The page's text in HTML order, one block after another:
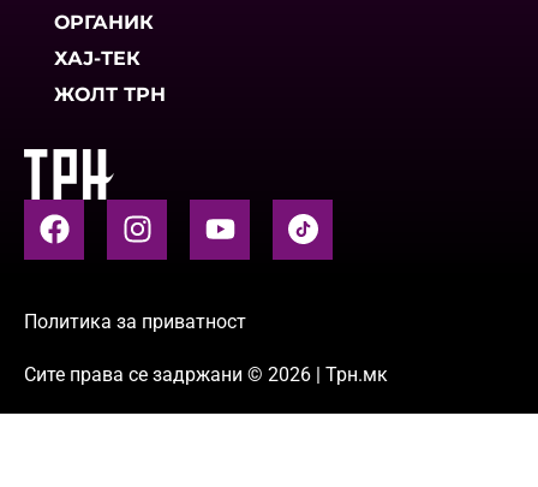
ОРГАНИК
ХАЈ-ТЕК
ЖОЛТ ТРН
Политика за приватност
Сите права се задржани © 2026 | Трн.мк